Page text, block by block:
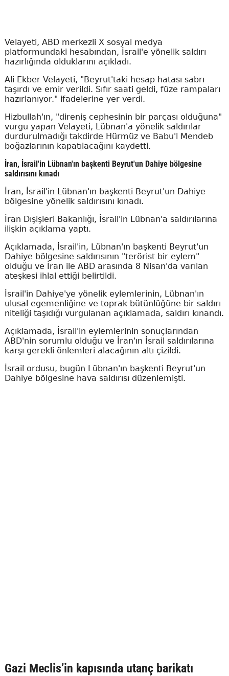
Velayeti, ABD merkezli X sosyal medya
platformundaki hesabından, İsrail'e yönelik saldırı
hazırlığında olduklarını açıkladı.
Ali Ekber Velayeti, "Beyrut'taki hesap hatası sabrı
taşırdı ve emir verildi. Sıfır saati geldi, füze rampaları
hazırlanıyor." ifadelerine yer verdi.
Hizbullah'ın, "direniş cephesinin bir parçası olduğuna"
vurgu yapan Velayeti, Lübnan'a yönelik saldırılar
durdurulmadığı takdirde Hürmüz ve Babu'l Mendeb
boğazlarının kapatılacağını kaydetti.
İran, İsrail'in Lübnan'ın başkenti Beyrut'un Dahiye bölgesine
saldırısını kınadı
İran, İsrail'in Lübnan'ın başkenti Beyrut'un Dahiye
bölgesine yönelik saldırısını kınadı.
İran Dışişleri Bakanlığı, İsrail'in Lübnan'a saldırılarına
ilişkin açıklama yaptı.
Açıklamada, İsrail'in, Lübnan'ın başkenti Beyrut'un
Dahiye bölgesine saldırısının "terörist bir eylem"
olduğu ve İran ile ABD arasında 8 Nisan'da varılan
ateşkesi ihlal ettiği belirtildi.
İsrail'in Dahiye'ye yönelik eylemlerinin, Lübnan'ın
ulusal egemenliğine ve toprak bütünlüğüne bir saldırı
niteliği taşıdığı vurgulanan açıklamada, saldırı kınandı.
Açıklamada, İsrail'in eylemlerinin sonuçlarından
ABD'nin sorumlu olduğu ve İran'ın İsrail saldırılarına
karşı gerekli önlemleri alacağının altı çizildi.
İsrail ordusu, bugün Lübnan'ın başkenti Beyrut'un
Dahiye bölgesine hava saldırısı düzenlemişti.
Gazi Meclis’in kapısında utanç barikatı